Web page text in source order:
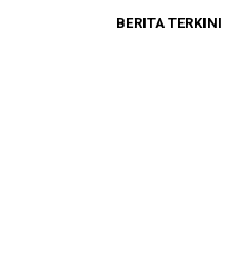
BERITA TERKINI